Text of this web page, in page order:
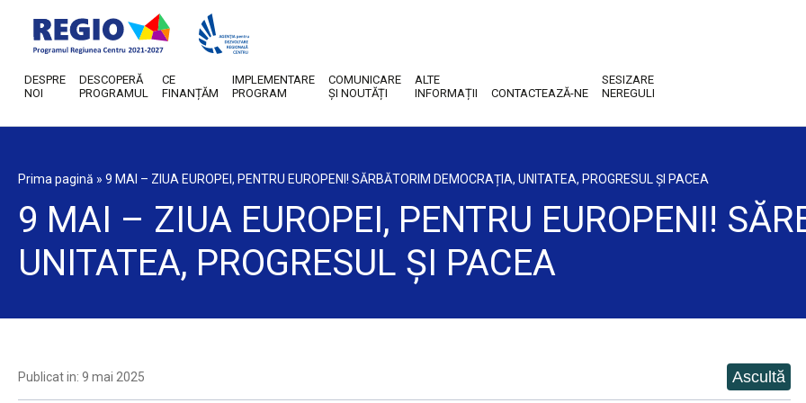
DESPRE
NOI
DESCOPERĂ
PROGRAMUL
CE
FINANȚĂM
IMPLEMENTARE
PROGRAM
COMUNICARE
ȘI NOUTĂȚI
ALTE
INFORMAȚII
CONTACTEAZĂ-NE
SESIZARE
NEREGULI
Prima pagină » 9 MAI – ZIUA EUROPEI, PENTRU EUROPENI! SĂRBĂTORIM DEMOCRAȚIA, UNITATEA, PROGRESUL ȘI PACEA
9 MAI – ZIUA EUROPEI, PENTRU EUROPENI!
UNITATEA, PROGRESUL ȘI PACEA
Publicat in: 9 mai 2025